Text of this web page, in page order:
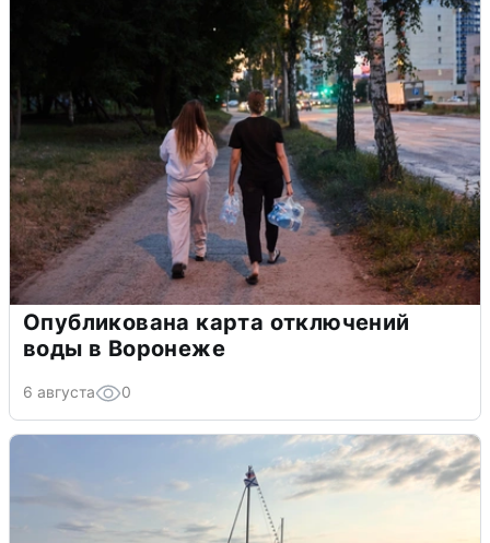
Опубликована карта отключений
воды в Воронеже
6 августа 0